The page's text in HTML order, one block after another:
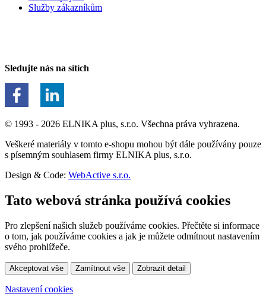
Služby zákazníkům
Sledujte nás na sítích
© 1993 - 2026 ELNIKA plus, s.r.o. Všechna práva vyhrazena.
Veškeré materiály v tomto e-shopu mohou být dále používány pouze
s písemným souhlasem firmy ELNIKA plus, s.r.o.
Design & Code: WebActive s.r.o.
Tato webová stránka používá cookies
Pro zlepšení našich služeb používáme cookies. Přečtěte si informace
o tom, jak používáme cookies a jak je můžete odmítnout nastavením
svého prohlížeče.
Akceptovat vše Zamítnout vše Zobrazit detail
Nastavení cookies